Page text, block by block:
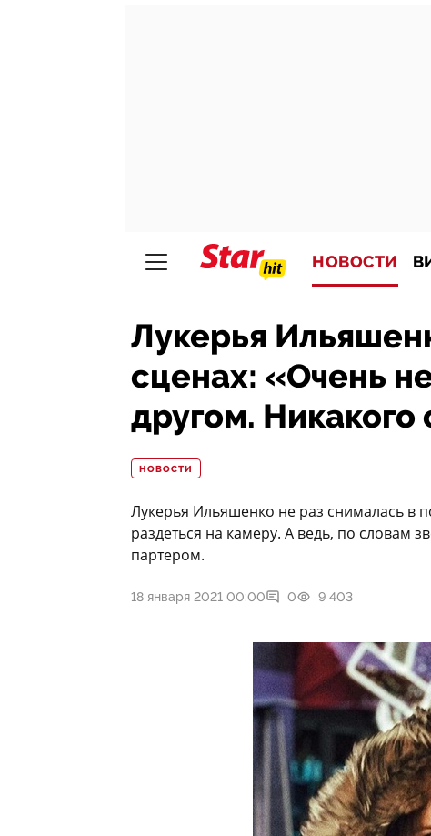
НОВОСТИ
Лукерья
сценах: «Очень
другом. Никакого
НОВОСТИ
Лукерья Ильяшенко не раз снималась в
раздеться на камеру. А ведь, по словам
партером.
18 января 2021 00:00 0 9 403